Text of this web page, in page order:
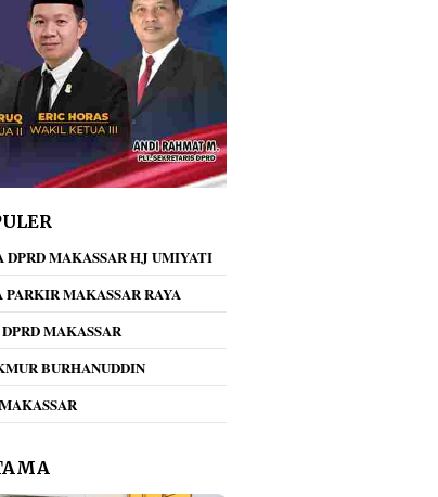
DPRD MAKASSAR HJ UMIYATI
PARKIR MAKASSAR RAYA
MAKASSAR
BURHANUDDIN